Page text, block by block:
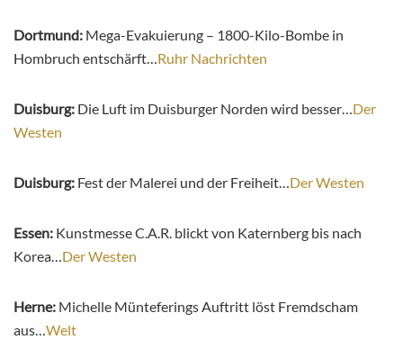
Dortmund: Mega-Evakuierung – 1800-Kilo-Bombe in
Hombruch entschärft…Ruhr Nachrichten
Duisburg: Die Luft im Duisburger Norden wird besser…Der
Westen
Duisburg: Fest der Malerei und der Freiheit…Der Westen
Essen: Kunstmesse C.A.R. blickt von Katernberg bis nach
Korea…Der Westen
Herne: Michelle Münteferings Auftritt löst Fremdscham
aus…Welt